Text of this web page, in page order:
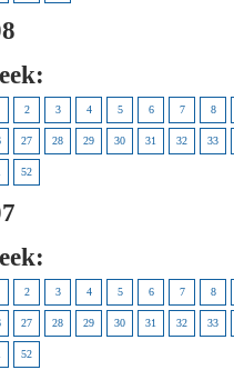
2 3 4 5 6 7 8
27 28 29 30 31 32 33
52
2 3 4 5 6 7 8
27 28 29 30 31 32 33
52